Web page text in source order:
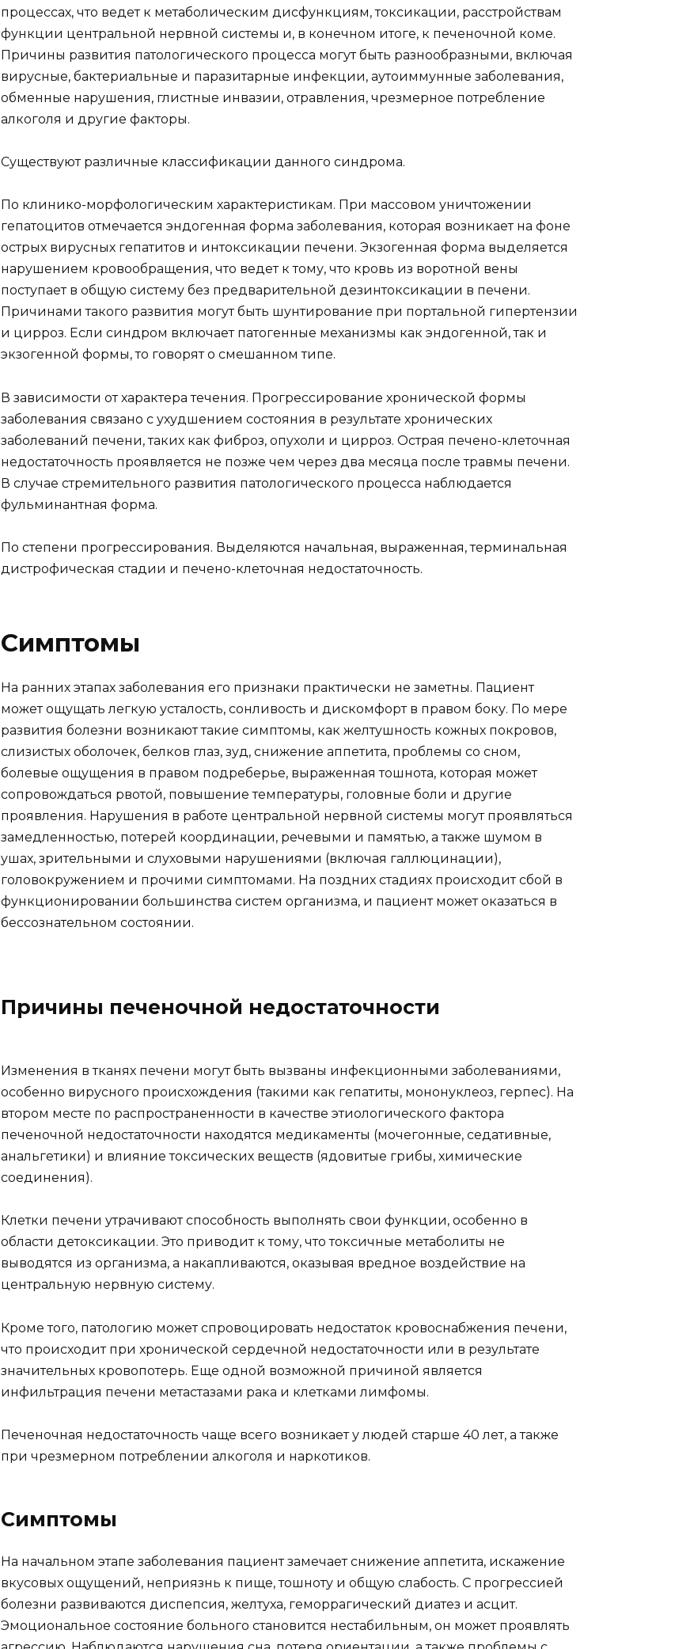
процессах, что ведет к метаболическим дисфункциям, токсикации, расстройствам
функции центральной нервной системы и, в конечном итоге, к печеночной коме.
Причины развития патологического процесса могут быть разнообразными, включая
вирусные, бактериальные и паразитарные инфекции, аутоиммунные заболевания,
обменные нарушения, глистные инвазии, отравления, чрезмерное потребление
алкоголя и другие факторы.
Существуют различные классификации данного синдрома.
По клинико-морфологическим характеристикам. При массовом уничтожении
гепатоцитов отмечается эндогенная форма заболевания, которая возникает на фоне
острых вирусных гепатитов и интоксикации печени. Экзогенная форма выделяется
нарушением кровообращения, что ведет к тому, что кровь из воротной вены
поступает в общую систему без предварительной дезинтоксикации в печени.
Причинами такого развития могут быть шунтирование при портальной гипертензии
и цирроз. Если синдром включает патогенные механизмы как эндогенной, так и
экзогенной формы, то говорят о смешанном типе.
В зависимости от характера течения. Прогрессирование хронической формы
заболевания связано с ухудшением состояния в результате хронических
заболеваний печени, таких как фиброз, опухоли и цирроз. Острая печено-клеточная
недостаточность проявляется не позже чем через два месяца после травмы печени.
В случае стремительного развития патологического процесса наблюдается
фульминантная форма.
По степени прогрессирования. Выделяются начальная, выраженная, терминальная
дистрофическая стадии и печено-клеточная недостаточность.
Симптомы
На ранних этапах заболевания его признаки практически не заметны. Пациент
может ощущать легкую усталость, сонливость и дискомфорт в правом боку. По мере
развития болезни возникают такие симптомы, как желтушность кожных покровов,
слизистых оболочек, белков глаз, зуд, снижение аппетита, проблемы со сном,
болевые ощущения в правом подреберье, выраженная тошнота, которая может
сопровождаться рвотой, повышение температуры, головные боли и другие
проявления. Нарушения в работе центральной нервной системы могут проявляться
замедленностью, потерей координации, речевыми и памятью, а также шумом в
ушах, зрительными и слуховыми нарушениями (включая галлюцинации),
головокружением и прочими симптомами. На поздних стадиях происходит сбой в
функционировании большинства систем организма, и пациент может оказаться в
бессознательном состоянии.
Причины печеночной недостаточности
Изменения в тканях печени могут быть вызваны инфекционными заболеваниями,
особенно вирусного происхождения (такими как гепатиты, мононуклеоз, герпес). На
втором месте по распространенности в качестве этиологического фактора
печеночной недостаточности находятся медикаменты (мочегонные, седативные,
анальгетики) и влияние токсических веществ (ядовитые грибы, химические
соединения).
Клетки печени утрачивают способность выполнять свои функции, особенно в
области детоксикации. Это приводит к тому, что токсичные метаболиты не
выводятся из организма, а накапливаются, оказывая вредное воздействие на
центральную нервную систему.
Кроме того, патологию может спровоцировать недостаток кровоснабжения печени,
что происходит при хронической сердечной недостаточности или в результате
значительных кровопотерь. Еще одной возможной причиной является
инфильтрация печени метастазами рака и клетками лимфомы.
Печеночная недостаточность чаще всего возникает у людей старше 40 лет, а также
при чрезмерном потреблении алкоголя и наркотиков.
Симптомы
На начальном этапе заболевания пациент замечает снижение аппетита, искажение
вкусовых ощущений, неприязнь к пище, тошноту и общую слабость. С прогрессией
болезни развиваются диспепсия, желтуха, геморрагический диатез и асцит.
Эмоциональное состояние больного становится нестабильным, он может проявлять